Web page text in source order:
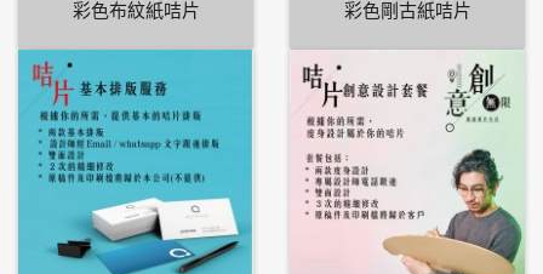
彩色布紋紙咭片 彩色剛古紙咭片